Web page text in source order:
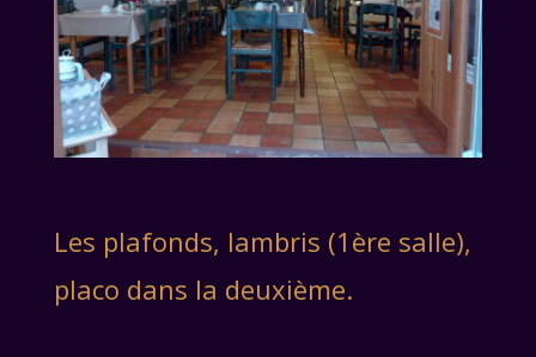
Les plafonds, lambris (1ère salle),
placo dans la deuxième.